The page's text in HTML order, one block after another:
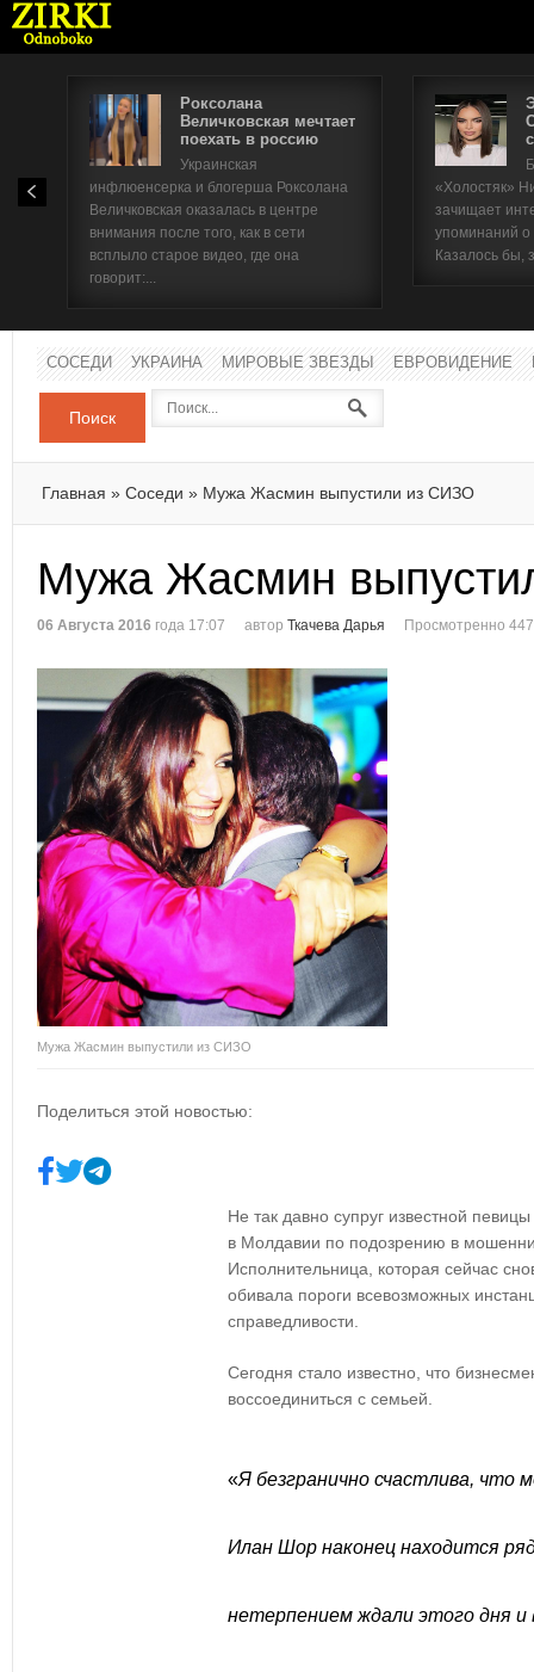
Роксолана
Величковская мечтает
поехать в россию
Украинская
инфлюенсерка и блогерша Роксолана
Величковская оказалась в центре
внимания после того, как в сети
всплыло старое видео, где она
говорит:...
«Холостяк»
зачищает
упоминаний
Казалось бы,
СОСЕДИ УКРАИНА МИРОВЫЕ ЗВЕЗДЫ ЕВРОВИДЕНИЕ
Поиск
Главная » Соседи » Мужа Жасмин выпустили из СИЗО
Мужа Жасмин
06 Августа 2016 года 17:07 автор Ткачева Дарья Просмотренно
Мужа Жасмин выпустили из СИЗО
Поделиться этой новостью:
Не так давно супруг известной певицы
в Молдавии по подозрению в
Исполнительница, которая сейчас
обивала пороги всевозможных
справедливости.
Сегодня стало известно, что
воссоединиться с семьей.
«Я безгранично счастлива, что
Илан Шор наконец находится
нетерпением ждали этого дня
Имя